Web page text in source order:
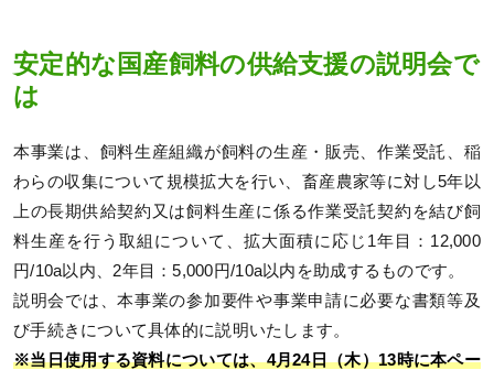
安定的な国産飼料の供給支援の説明会で
は
本事業は、飼料生産組織が飼料の生産・販売、作業受託、稲
わらの収集について規模拡大を行い、畜産農家等に対し5年以
上の長期供給契約又は飼料生産に係る作業受託契約を結び飼
料生産を行う取組について、拡大面積に応じ1年目：12,000
円/10a以内、2年目：5,000円/10a以内を助成するものです。
説明会では、本事業の参加要件や事業申請に必要な書類等及
び手続きについて具体的に説明いたします。
※当日使用する資料については、4月24日（木）13時に本ペー